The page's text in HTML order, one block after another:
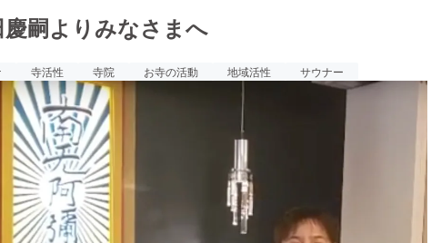
嗣よりみなさまへ
寺活性 寺院 お寺の活動 地域活性 サウナー